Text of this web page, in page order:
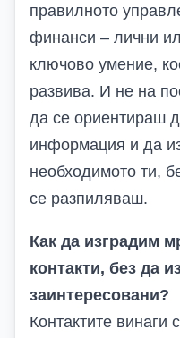
правилното
финанси – лични
ключово умение,
развива. И не на
да се ориентираш
информация и да
необходимото ти,
се разпиляваш.
Как да изградим
контакти, без да
заинтересовани?
Контактите винаги